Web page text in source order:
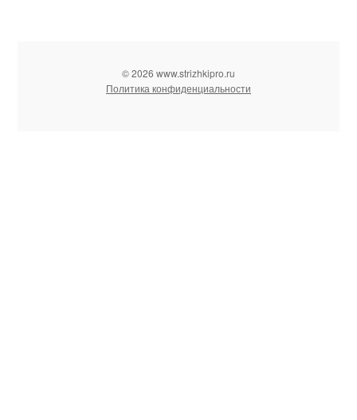
© 2026 www.strizhkipro.ru
Политика конфиденциальности